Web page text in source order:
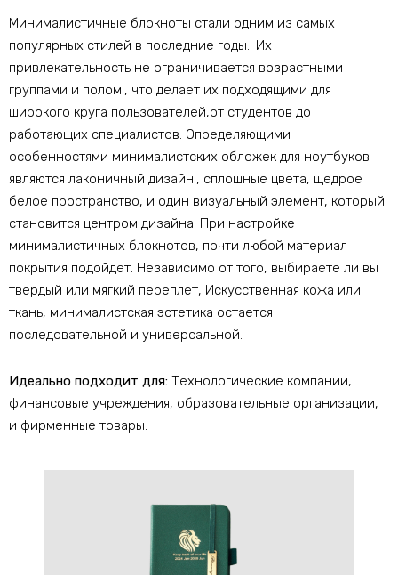
Минималистичные блокноты стали одним из самых
популярных стилей в последние годы.. Их
привлекательность не ограничивается возрастными
группами и полом., что делает их подходящими для
широкого круга пользователей,от студентов до
работающих специалистов. Определяющими
особенностями минималистских обложек для ноутбуков
являются лаконичный дизайн., сплошные цвета, щедрое
белое пространство, и один визуальный элемент, который
становится центром дизайна. При настройке
минималистичных блокнотов, почти любой материал
покрытия подойдет. Независимо от того, выбираете ли вы
твердый или мягкий переплет, Искусственная кожа или
ткань, минималистская эстетика остается
последовательной и универсальной.
Идеально подходит для: Технологические компании,
финансовые учреждения, образовательные организации,
и фирменные товары.